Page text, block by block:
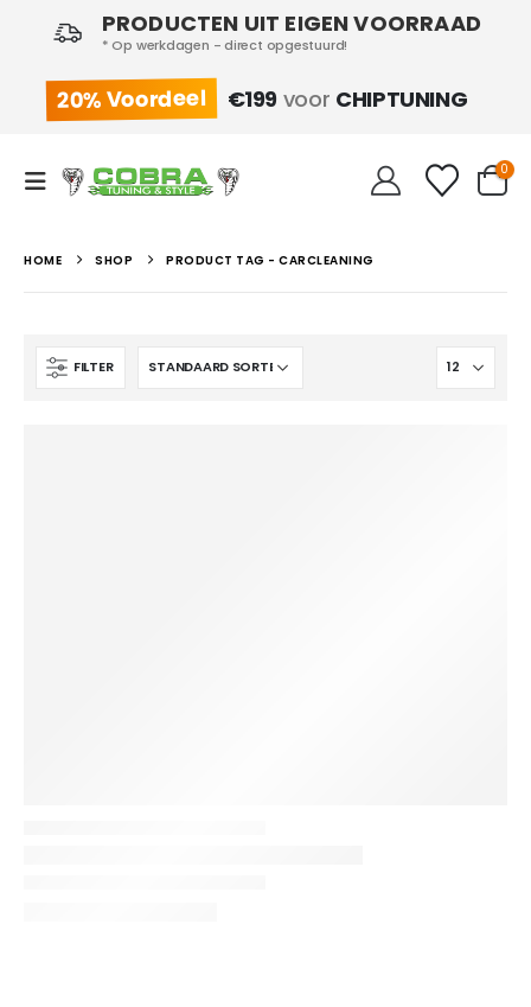
PRODUCTEN UIT EIGEN VOORRAAD
* Op werkdagen - direct opgestuurd!
20% Voordeel €199 voor CHIPTUNING
0
HOME SHOP PRODUCT TAG - CARCLEANING
FILTER